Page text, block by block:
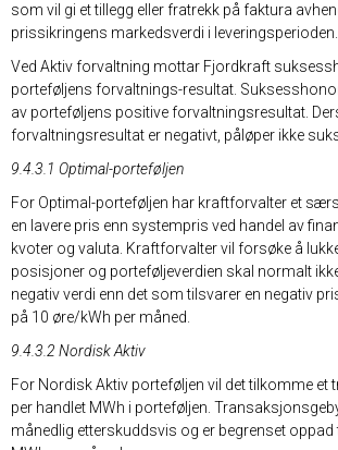
som vil gi et tillegg eller fratrekk på faktura
prissikringens markedsverdi i leveringsperioden.
Ved Aktiv forvaltning mottar Fjordkraft
porteføljens forvaltnings-resultat.
av porteføljens positive forvaltningsresultat.
forvaltningsresultat er negativt, påløper ikke
9.4.3.1 Optimal-porteføljen
For Optimal-porteføljen har kraftforvalter et
en lavere pris enn systempris ved handel av
kvoter og valuta. Kraftforvalter vil forsøke å
posisjoner og porteføljeverdien skal normalt
negativ verdi enn det som tilsvarer en negativ
på 10 øre/kWh per måned.
9.4.3.2 Nordisk Aktiv
For Nordisk Aktiv porteføljen vil det tilkomme et
per handlet MWh i porteføljen.
månedlig etterskuddsvis og er begrenset oppad